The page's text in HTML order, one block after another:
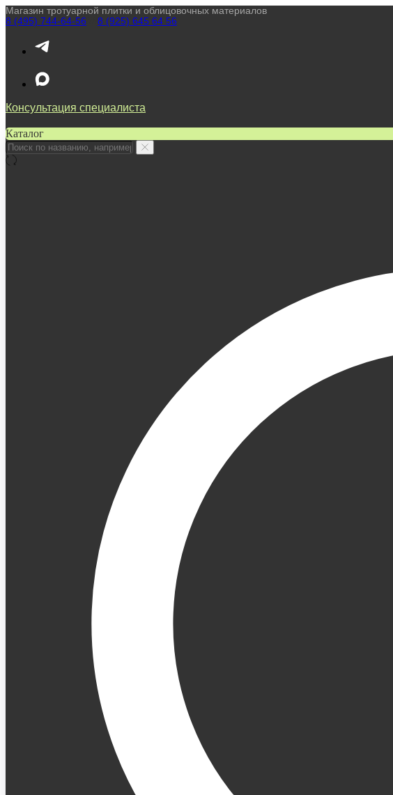
Магазин тротуарной плитки и облицовочных материалов
8 (495) 744-64-56
8 (925) 645 64 56
Консультация специалиста
Каталог